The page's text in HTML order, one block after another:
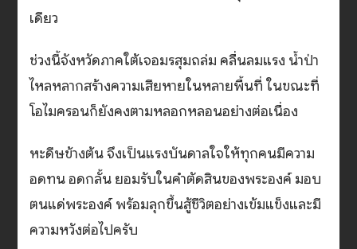
เดียว
ช่วงนี้จังหวัดภาคใต้เจอมรสุมถล่ม คลื่นลมแรง น้ำป่า
ไหลหลากสร้างความเสียหายในหลายพื้นที่ ในขณะที่
โอไมครอนก็ยังคงตามหลอกหลอนอย่างต่อเนื่อง
หะดีษข้างต้น จึงเป็นแรงบันดาลใจให้ทุกคนมีความ
อดทน อดกลั้น ยอมรับในคำตัดสินของพระองค์ มอบ
ตนแด่พระองค์ พร้อมลุกขึ้นสู้ชีวิตอย่างเข้มแข็งและมี
ความหวังต่อไปครับ